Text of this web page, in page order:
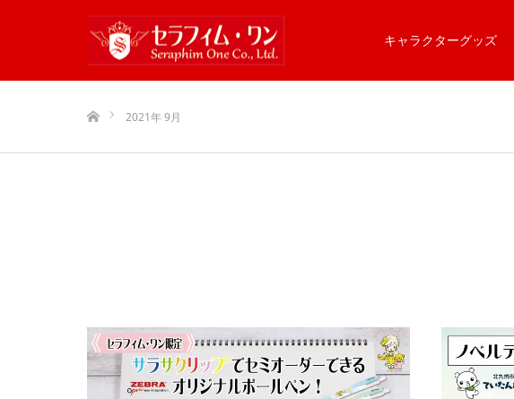
キャラクターグッズ
2021年 9月